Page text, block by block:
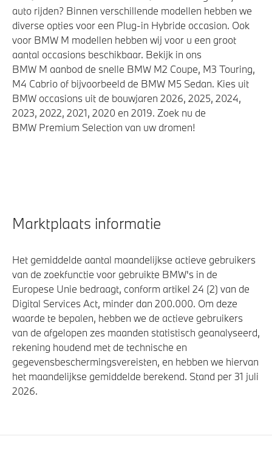
auto rijden? Binnen verschillende modellen hebben we
diverse opties voor een Plug-in Hybride occasion. Ook
voor BMW M modellen hebben wij voor u een groot
aantal occasions beschikbaar. Bekijk in ons
BMW M aanbod de snelle BMW M2 Coupe, M3 Touring,
M4 Cabrio of bijvoorbeeld de BMW M5 Sedan. Kies uit
BMW occasions uit de bouwjaren 2026, 2025, 2024,
2023, 2022, 2021, 2020 en 2019. Zoek nu de
BMW Premium Selection van uw dromen!
Marktplaats informatie
Het gemiddelde aantal maandelijkse actieve gebruikers
van de zoekfunctie voor gebruikte BMW's in de
Europese Unie bedraagt, conform artikel 24 (2) van de
Digital Services Act, minder dan 200.000. Om deze
waarde te bepalen, hebben we de actieve gebruikers
van de afgelopen zes maanden statistisch geanalyseerd,
rekening houdend met de technische en
gegevensbeschermingsvereisten, en hebben we hiervan
het maandelijkse gemiddelde berekend. Stand per 31 juli
2026.